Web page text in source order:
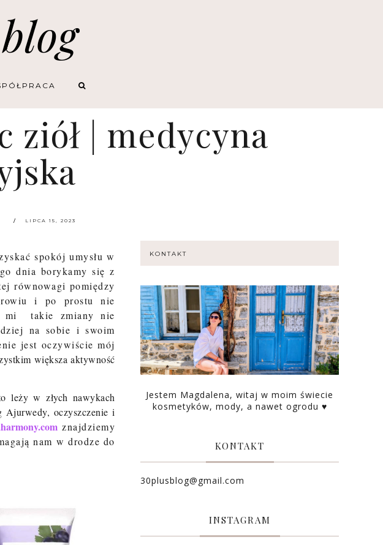
ziół | medycyna
LIPCA 15, 2023
spokój umysłu w
dnia borykamy się z
równowagi pomiędzy
i po prostu nie
mi takie zmiany nie
na sobie i swoim
jest oczywiście mój
większa aktywność
leży w złych nawykach
Ajurwedy, oczyszczenie i
znajdziemy
nam w drodze do
KONTAKT
Jestem Magdalena, witaj w moim świecie
kosmetyków, mody, a nawet ogrodu ♥
KONTAKT
30plusblog@gmail.com
INSTAGRAM